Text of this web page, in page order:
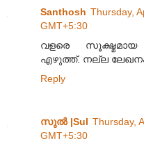
Santhosh Thursday,
GMT+5:30
വളരെ സൂക്ഷ്മമായ
എഴുത്ത്. നല്ല
Reply
സുല്‍ |Sul Thursday,
GMT+5:30